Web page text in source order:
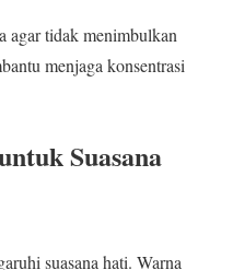
agar tidak menimbulkan
menjaga konsentrasi
Suasana
suasana hati. Warna